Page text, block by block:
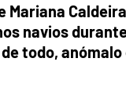
Mariana
navios
todo,